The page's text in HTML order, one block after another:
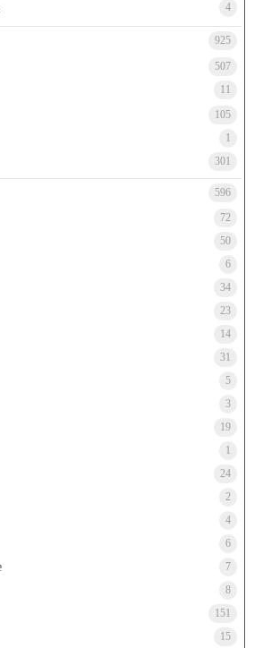
4
925
507
11
105
1
301
596
72
50
6
34
23
14
31
5
3
19
1
24
2
4
6
7
8
151
15